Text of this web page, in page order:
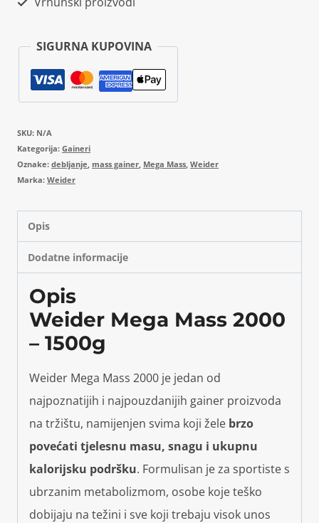
SIGURNA KUPOVINA
SKU: N/A
Kategorija: Gaineri
Oznake: debljanje, mass gainer, Mega Mass, Weider
Marka: Weider
Opis
Dodatne informacije
Opis
Weider Mega Mass 2000
– 1500g
Weider Mega Mass 2000 je jedan od
najpoznatijih i najpouzdanijih gainer proizvoda
na tržištu, namijenjen svima koji žele brzo
povećati tjelesnu masu, snagu i ukupnu
kalorijsku podršku. Formulisan je za sportiste s
ubrzanim metabolizmom, osobe koje teško
dobijaju na težini i sve koji trebaju visok unos